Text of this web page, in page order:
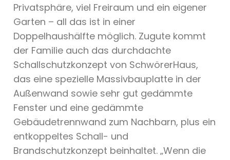
Privatsphäre, viel Freiraum und ein eigener
Garten – all das ist in einer
Doppelhaushälfte möglich. Zugute kommt
der Familie auch das durchdachte
Schallschutzkonzept von SchwörerHaus,
das eine spezielle Massivbauplatte in der
Außenwand sowie sehr gut gedämmte
Fenster und eine gedämmte
Gebäudetrennwand zum Nachbarn, plus ein
entkoppeltes Schall- und
Brandschutzkonzept beinhaltet. „Wenn die